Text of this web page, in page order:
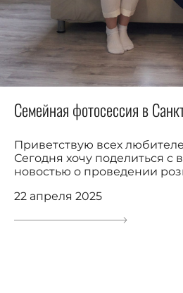
Семейная фотосессия в
Приветствую всех
Сегодня хочу поделиться с
новостью о проведении
22 апреля 2025